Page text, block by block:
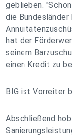
geblieben. "Schon
die
hat der
seinem
einen Kredit zu
BIG ist Vorreiter
Abschließend